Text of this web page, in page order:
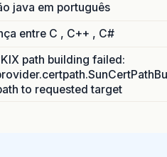
java em português
entre C , C++ , C#
path building failed:
to requested target